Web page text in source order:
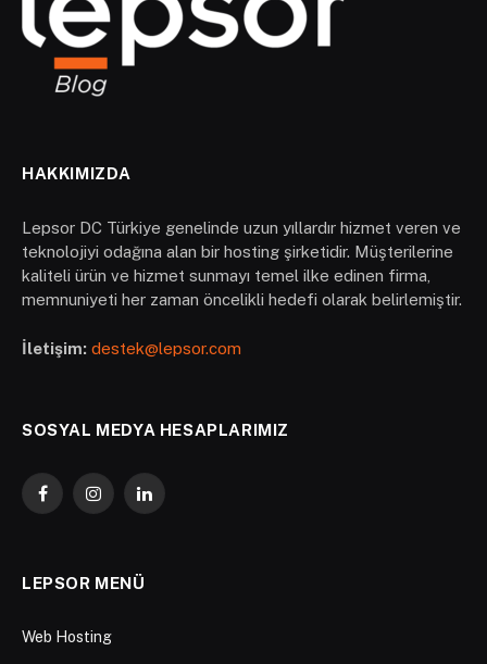
HAKKIMIZDA
Lepsor DC Türkiye genelinde uzun yıllardır hizmet veren ve
teknolojiyi odağına alan bir hosting şirketidir. Müşterilerine
kaliteli ürün ve hizmet sunmayı temel ilke edinen firma,
memnuniyeti her zaman öncelikli hedefi olarak belirlemiştir.
İletişim: destek@lepsor.com
SOSYAL MEDYA HESAPLARIMIZ
FacebookInstagramLinkedIn
LEPSOR MENÜ
Web Hosting